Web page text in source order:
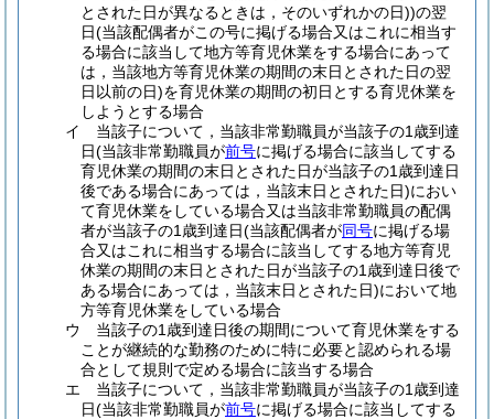
とされた日が異なるときは，そのいずれかの日))の翌
日(当該配偶者がこの号に掲げる場合又はこれに相当す
る場合に該当して地方等育児休業をする場合にあって
は，当該地方等育児休業の期間の末日とされた日の翌
日以前の日)を育児休業の期間の初日とする育児休業を
しようとする場合
イ
当該子について，当該非常勤職員が当該子の1歳到達
日(当該非常勤職員が前号に掲げる場合に該当してする
育児休業の期間の末日とされた日が当該子の1歳到達日
後である場合にあっては，当該末日とされた日)におい
て育児休業をしている場合又は当該非常勤職員の配偶
者が当該子の1歳到達日(当該配偶者が同号に掲げる場
合又はこれに相当する場合に該当してする地方等育児
休業の期間の末日とされた日が当該子の1歳到達日後で
ある場合にあっては，当該末日とされた日)において地
方等育児休業をしている場合
ウ
当該子の1歳到達日後の期間について育児休業をする
ことが継続的な勤務のために特に必要と認められる場
合として規則で定める場合に該当する場合
エ
当該子について，当該非常勤職員が当該子の1歳到達
日(当該非常勤職員が前号に掲げる場合に該当してする